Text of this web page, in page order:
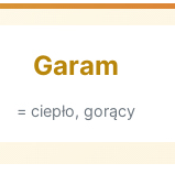
Garam
= ciepło, gorący